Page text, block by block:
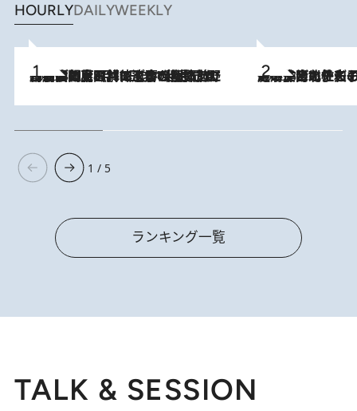
HOURLYDAILYWEEKLY
2026.8.8
「最後に見られてよかった」上野動物園の東園パンダ舎が解体前に特別公開。8月16日まで延長されたパネル展と共に辿る“半世紀”のパンダ飼育《解体工事の図面あり》 2026.8.3
《「文士の子ども被害者の会」発足！》阿川佐和子（72）が語る遠藤周作に北杜夫、劇作家・矢代静一の子どもたちの“文豪プライベート事件簿”
1 / 5
ランキング一覧
TALK & SESSION